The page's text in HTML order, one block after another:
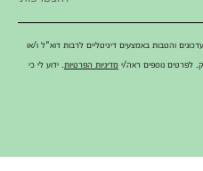
והטבות באמצעים דיגיטליים לרבות דוא"ל ו/או
מדיניות הפרטיות . ידוע לי כי